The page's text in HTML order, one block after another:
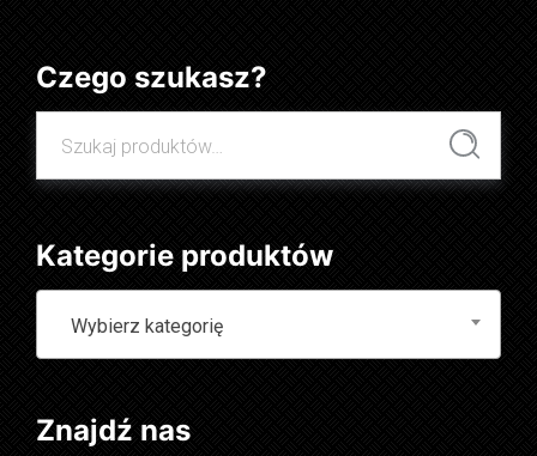
Czego szukasz?
Szukaj
Kategorie produktów
Wybierz kategorię
Znajdź nas